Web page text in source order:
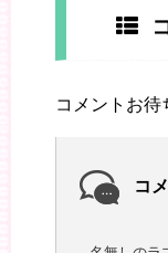
コメントお
コ